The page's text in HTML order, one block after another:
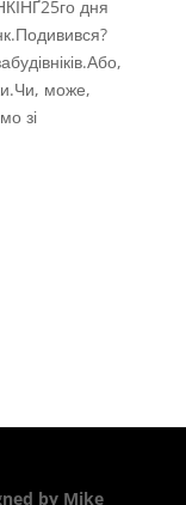
дня
може,
зі
by Mike